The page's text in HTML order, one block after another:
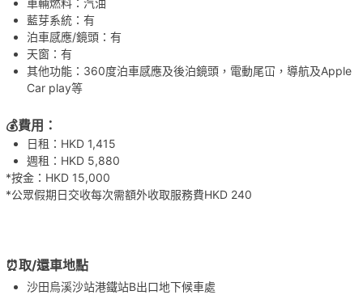
車輛燃料：汽油
藍芽系統：有
泊車感應/鏡頭：有
天窗：有
其他功能：360度泊車感應及後泊鏡頭，電動尾冚，導航及Apple
Car play等
💰費用 ：
日租：HKD 1,415
週租：HKD 5,880
*按金：HKD 15,000
*公眾假期日交收每次需額外收取服務費HKD 240
⏰取/還車地點
沙田烏溪沙站港鐵站B出口地下候車處